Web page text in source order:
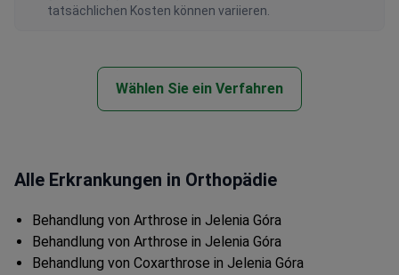
tatsächlichen Kosten können variieren.
Wählen Sie ein Verfahren
Alle Erkrankungen in Orthopädie
Behandlung von Arthrose in Jelenia Góra
Behandlung von Arthrose in Jelenia Góra
Behandlung von Coxarthrose in Jelenia Góra